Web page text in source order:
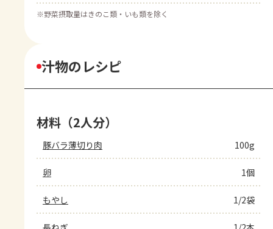
※野菜摂取量はきのこ類・いも類を除く
汁物のレシピ
材料（2人分）
豚バラ薄切り肉 100g
卵 1個
もやし 1/2袋